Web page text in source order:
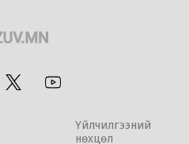
Үйлчилгээний
нөхцөл